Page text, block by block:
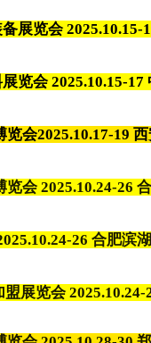
展览会 2025.10.15-
览会 2025.10.15-17
会2025.10.17-19
览会 2025.10.24-26
26 合肥滨
盟展览会